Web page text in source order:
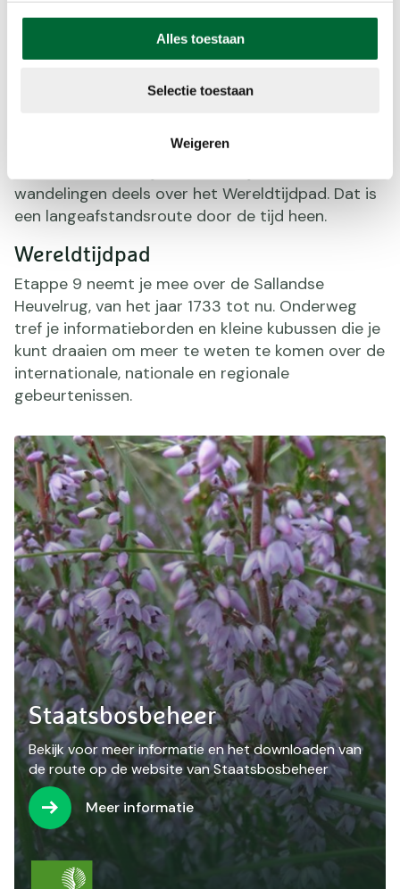
Alles toestaan
Selectie toestaan
Weigeren
Pieterpad en Tijdlijnpad
Dit boswachterpad over de Sallandse Heuvelrug
. Het leuke is dat ze elkaar deels
wandelingen deels over het Wereldtijdpad. Dat is
een langeafstandsroute door de tijd heen.
Wereldtijdpad
Etappe 9 neemt je mee over de Sallandse
Heuvelrug, van het jaar 1733 tot nu. Onderweg
tref je informatieborden en kleine kubussen die je
kunt draaien om meer te weten te komen over de
internationale, nationale en regionale
gebeurtenissen.
Staatsbosbeheer
Bekijk voor meer informatie en het downloaden van
de route op de website van Staatsbosbeheer
Meer informatie